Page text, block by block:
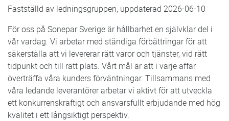
Fastställd av ledningsgruppen, uppdaterad 2026-06-10
För oss på Sonepar Sverige är hållbarhet en självklar del i
vår vardag. Vi arbetar med ständiga förbättringar för att
säkerställa att vi levererar rätt varor och tjänster, vid rätt
tidpunkt och till rätt plats. Vårt mål är att i varje affär
överträffa våra kunders förväntningar. Tillsammans med
våra ledande leverantörer arbetar vi aktivt för att utveckla
ett konkurrenskraftigt och ansvarsfullt erbjudande med hög
kvalitet i ett långsiktigt perspektiv.